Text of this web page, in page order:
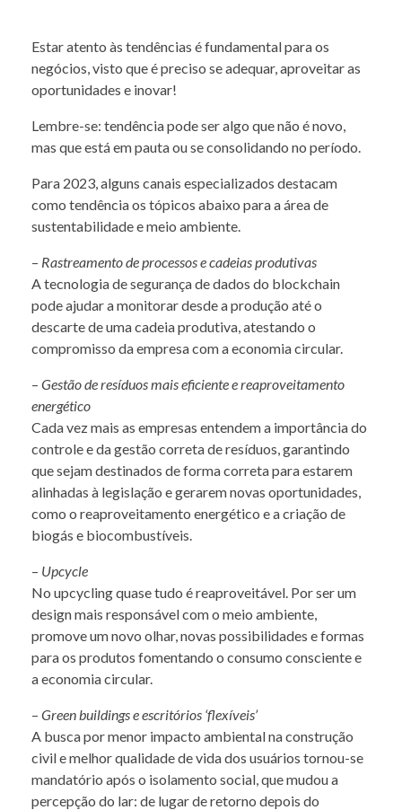
Estar atento às tendências é fundamental para os
negócios, visto que é preciso se adequar, aproveitar as
oportunidades e inovar!
Lembre-se: tendência pode ser algo que não é novo,
mas que está em pauta ou se consolidando no período.
Para 2023, alguns canais especializados destacam
como tendência os tópicos abaixo para a área de
sustentabilidade e meio ambiente.
– Rastreamento de processos e cadeias produtivas
A tecnologia de segurança de dados do blockchain
pode ajudar a monitorar desde a produção até o
descarte de uma cadeia produtiva, atestando o
compromisso da empresa com a economia circular.
– Gestão de resíduos mais eficiente e reaproveitamento
energético
Cada vez mais as empresas entendem a importância do
controle e da gestão correta de resíduos, garantindo
que sejam destinados de forma correta para estarem
alinhadas à legislação e gerarem novas oportunidades,
como o reaproveitamento energético e a criação de
biogás e biocombustíveis.
– Upcycle
No upcycling quase tudo é reaproveitável. Por ser um
design mais responsável com o meio ambiente,
promove um novo olhar, novas possibilidades e formas
para os produtos fomentando o consumo consciente e
a economia circular.
– Green buildings e escritórios ‘flexíveis’
A busca por menor impacto ambiental na construção
civil e melhor qualidade de vida dos usuários tornou-se
mandatório após o isolamento social, que mudou a
percepção do lar: de lugar de retorno depois do